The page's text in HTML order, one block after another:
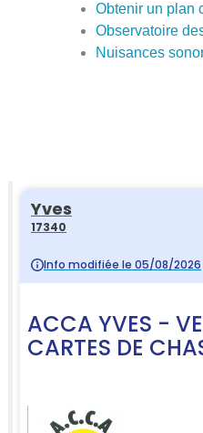
Obtenir un plan
Observatoire
Nuisances